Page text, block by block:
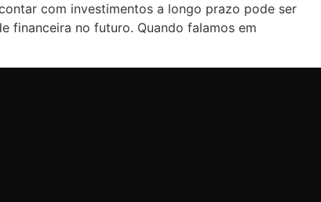
com investimentos a longo prazo pode ser
financeira no futuro. Quando falamos em